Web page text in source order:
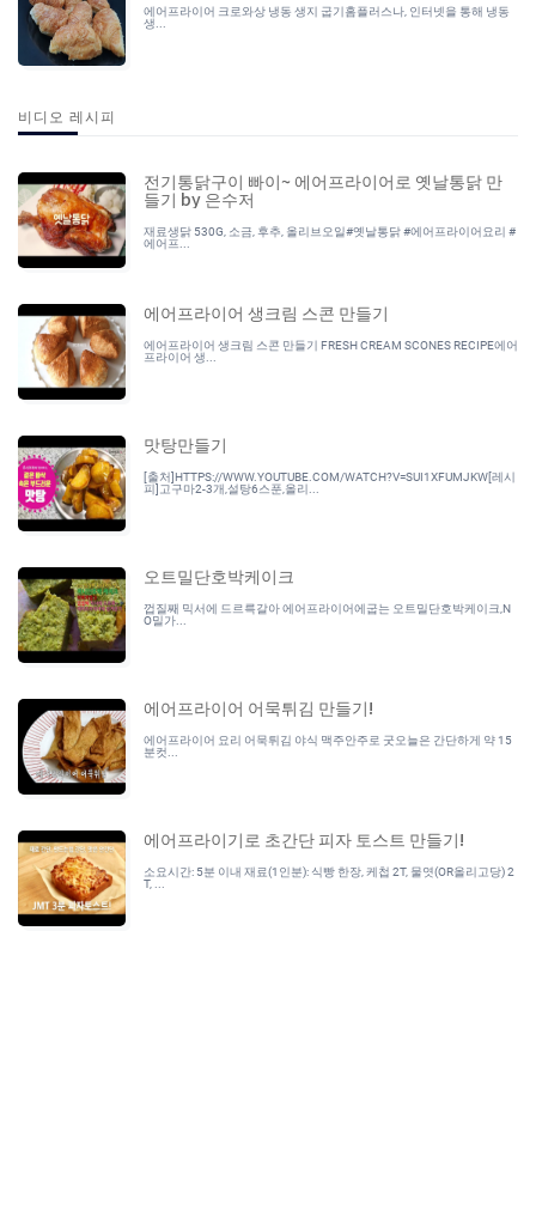
에어프라이어 크로와상 냉동 생지 굽기홈플러스나, 인터넷을 통해 냉동
생...
비디오 레시피
전기통닭구이 빠이~ 에어프라이어로 옛날통닭 만
들기 by 은수저
재료생닭 530G, 소금, 후추, 올리브오일#옛날통닭 #에어프라이어요리 #
에어프...
에어프라이어 생크림 스콘 만들기
에어프라이어 생크림 스콘 만들기 FRESH CREAM SCONES RECIPE에어
프라이어 생...
맛탕만들기
[출처]HTTPS://WWW.YOUTUBE.COM/WATCH?V=SUI1XFUMJKW[레시
피]고구마2-3개,설탕6스푼,올리...
오트밀단호박케이크
껍질째 믹서에 드르륵갈아 에어프라이어에굽는 오트밀단호박케이크,N
O밀가...
에어프라이어 어묵튀김 만들기!
에어프라이어 요리 어묵튀김 야식 맥주안주로 굿오늘은 간단하게 약 15
분컷...
에어프라이기로 초간단 피자 토스트 만들기!
소요시간: 5분 이내 재료(1인분): 식빵 한장, 케첩 2T, 물엿(OR올리고당) 2
T, ...